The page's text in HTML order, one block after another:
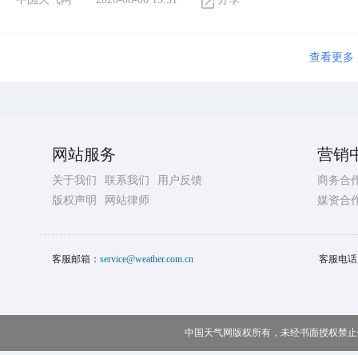
查看更多
网站服务
关于我们 联系我们
用户反馈
版权声明
网站律师
营销
商务合
媒资合
客服邮箱： service@weather.com.cn 客服电
中国天气网版权所有，未经书面授权